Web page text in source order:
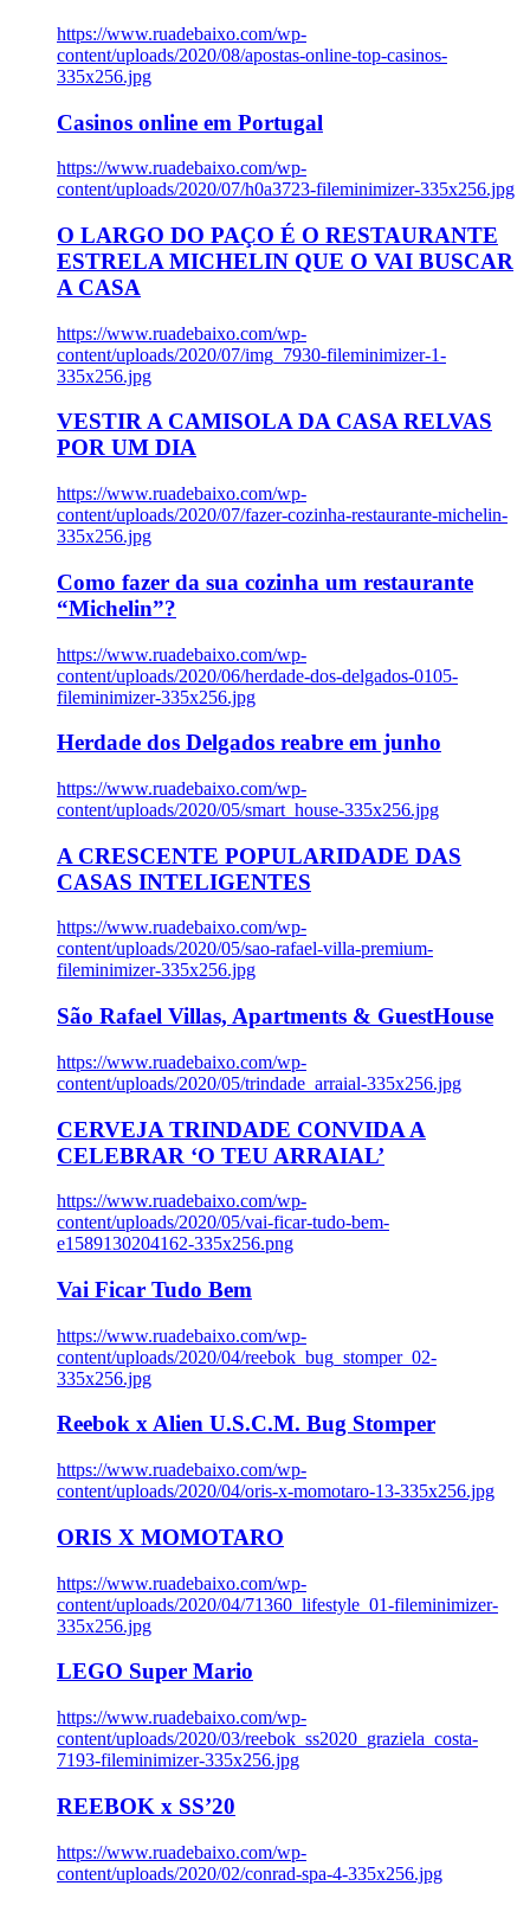
https://www.ruadebaixo.com/wp-
content/uploads/2020/08/apostas-online-top-casinos-
335x256.jpg
Casinos online em Portugal
https://www.ruadebaixo.com/wp-
content/uploads/2020/07/h0a3723-fileminimizer-335x256.jpg
O LARGO DO PAÇO É O RESTAURANTE
ESTRELA MICHELIN QUE O VAI BUSCAR
A CASA
https://www.ruadebaixo.com/wp-
content/uploads/2020/07/img_7930-fileminimizer-1-
335x256.jpg
VESTIR A CAMISOLA DA CASA RELVAS
POR UM DIA
https://www.ruadebaixo.com/wp-
content/uploads/2020/07/fazer-cozinha-restaurante-michelin-
335x256.jpg
Como fazer da sua cozinha um restaurante
“Michelin”?
https://www.ruadebaixo.com/wp-
content/uploads/2020/06/herdade-dos-delgados-0105-
fileminimizer-335x256.jpg
Herdade dos Delgados reabre em junho
https://www.ruadebaixo.com/wp-
content/uploads/2020/05/smart_house-335x256.jpg
A CRESCENTE POPULARIDADE DAS
CASAS INTELIGENTES
https://www.ruadebaixo.com/wp-
content/uploads/2020/05/sao-rafael-villa-premium-
fileminimizer-335x256.jpg
São Rafael Villas, Apartments & GuestHouse
https://www.ruadebaixo.com/wp-
content/uploads/2020/05/trindade_arraial-335x256.jpg
CERVEJA TRINDADE CONVIDA A
CELEBRAR ‘O TEU ARRAIAL’
https://www.ruadebaixo.com/wp-
content/uploads/2020/05/vai-ficar-tudo-bem-
e1589130204162-335x256.png
Vai Ficar Tudo Bem
https://www.ruadebaixo.com/wp-
content/uploads/2020/04/reebok_bug_stomper_02-
335x256.jpg
Reebok x Alien U.S.C.M. Bug Stomper
https://www.ruadebaixo.com/wp-
content/uploads/2020/04/oris-x-momotaro-13-335x256.jpg
ORIS X MOMOTARO
https://www.ruadebaixo.com/wp-
content/uploads/2020/04/71360_lifestyle_01-fileminimizer-
335x256.jpg
LEGO Super Mario
https://www.ruadebaixo.com/wp-
content/uploads/2020/03/reebok_ss2020_graziela_costa-
7193-fileminimizer-335x256.jpg
REEBOK x SS’20
https://www.ruadebaixo.com/wp-
content/uploads/2020/02/conrad-spa-4-335x256.jpg